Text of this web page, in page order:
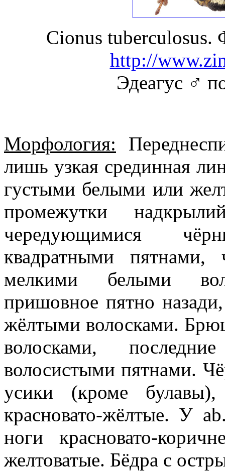
Cionus
http://
Эдеагус ♂
Морфология:
лишь узкая срединная
густыми белыми или
промежутки
чередующимися
квадратными
мелкими белыми
пришовное пятно
жёлтыми волосками.
волосками,
волосистыми пятнами.
усики (кроме
красновато-жёлтые. У
ноги красновато-
желтоватые. Бёдра с